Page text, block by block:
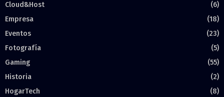
Cloud&Host
(6)
Empresa
(18)
Eventos
(23)
Fotografía
(5)
Gaming
(55)
Historia
(2)
HogarTech
(8)